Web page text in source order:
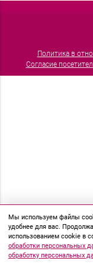
Мы используем файлы
удобнее для вас.
использованием cookie в
обработки персональных
обработку персональных
Политика в
Согласие